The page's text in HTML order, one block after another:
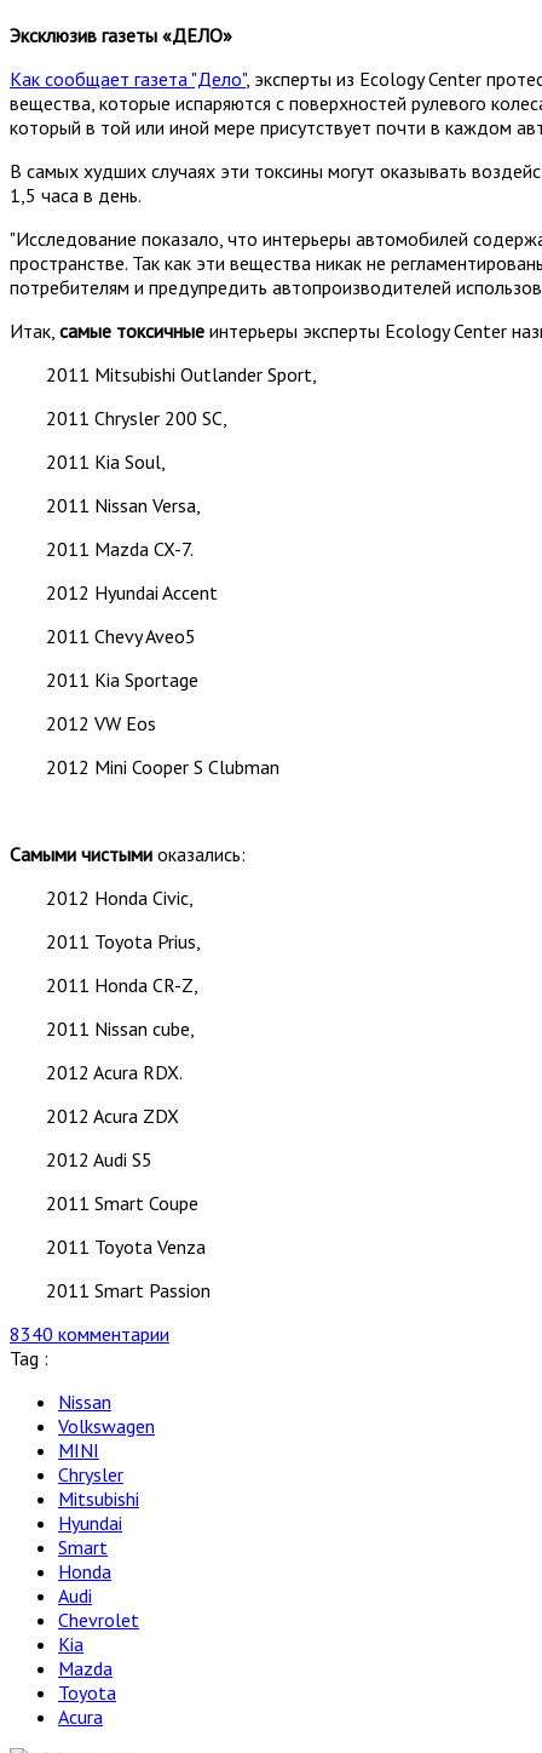
Эксклюзив газеты «ДЕЛО»
Как сообщает газета "Дело", эксперты из Ecology Center
вещества, которые испаряются с поверхностей рулевого
который в той или иной мере присутствует почти в каждом
В самых худших случаях эти токсины могут оказывать
1,5 часа в день.
"Исследование показало, что интерьеры автомобилей
пространстве. Так как эти вещества никак не
потребителям и предупредить автопроизводителей
Итак, самые токсичные интерьеры эксперты Ecology Center
2011 Mitsubishi Outlander Sport,
2011 Chrysler 200 SC,
2011 Kia Soul,
2011 Nissan Versa,
2011 Mazda CX-7.
2012 Hyundai Accent
2011 Chevy Aveo5
2011 Kia Sportage
2012 VW Eos
2012 Mini Cooper S Clubman
Самыми чистыми оказались:
2012 Honda Civic,
2011 Toyota Prius,
2011 Honda CR-Z,
2011 Nissan cube,
2012 Acura RDX.
2012 Acura ZDX
2012 Audi S5
2011 Smart Coupe
2011 Toyota Venza
2011 Smart Passion
8340 комментарии
Tag :
Nissan
Volkswagen
MINI
Chrysler
Mitsubishi
Hyundai
Smart
Honda
Audi
Chevrolet
Kia
Mazda
Toyota
Acura